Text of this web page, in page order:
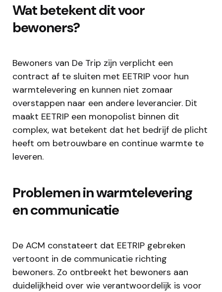
Wat betekent dit voor
bewoners?
Bewoners van De Trip zijn verplicht een
contract af te sluiten met EETRIP voor hun
warmtelevering en kunnen niet zomaar
overstappen naar een andere leverancier. Dit
maakt EETRIP een monopolist binnen dit
complex, wat betekent dat het bedrijf de plicht
heeft om betrouwbare en continue warmte te
leveren.
Problemen in warmtelevering
en communicatie
De ACM constateert dat EETRIP gebreken
vertoont in de communicatie richting
bewoners. Zo ontbreekt het bewoners aan
duidelijkheid over wie verantwoordelijk is voor